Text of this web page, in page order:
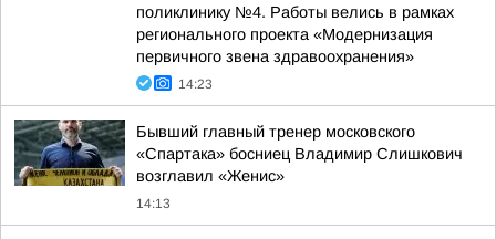
поликлинику №4. Работы велись в рамках
регионального проекта «Модернизация
первичного звена здравоохранения»
14:23
Бывший главный тренер московского
«Спартака» босниец Владимир Слишкович
возглавил «Женис»
14:13